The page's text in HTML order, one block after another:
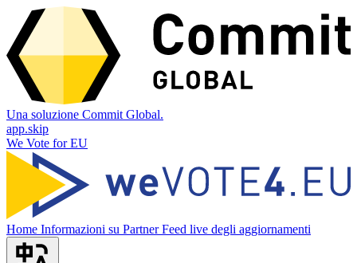
Una soluzione Commit Global.
app.skip
We Vote for EU
Home Informazioni su PartnerFeed live degli aggiornamenti